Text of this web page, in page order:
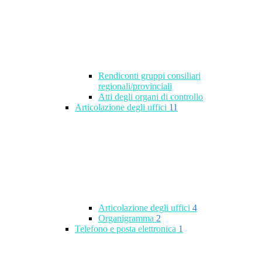
Rendiconti gruppi consiliari
regionali/provinciali
Atti degli organi di controllo
Articolazione degli uffici 11
Articolazione degli uffici 4
Organigramma 2
Telefono e posta elettronica 1